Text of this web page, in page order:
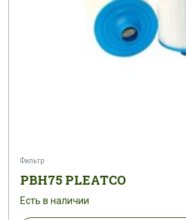
Фильтр
PBH75 PLEATCO
Есть в наличии